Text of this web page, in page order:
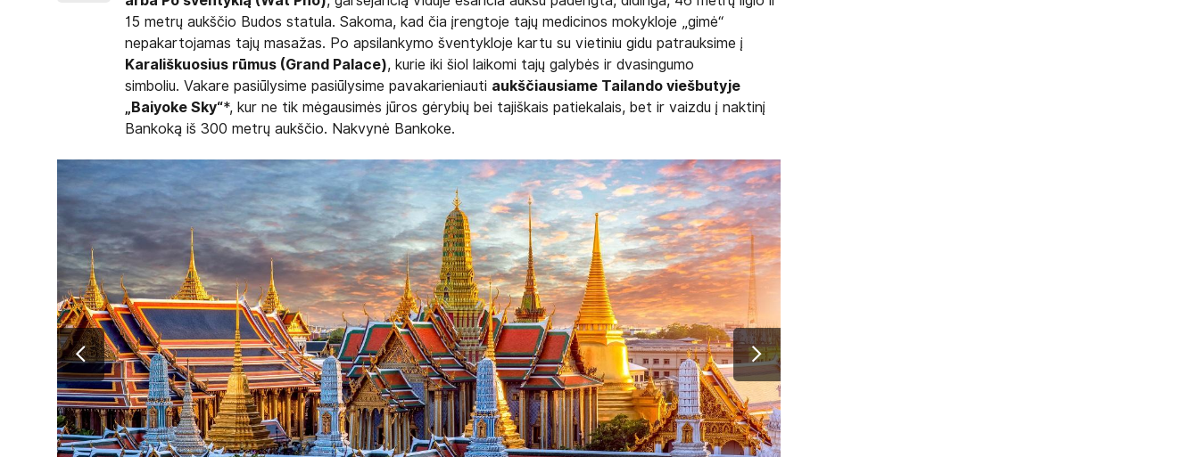
15 metrų aukščio Budos statula. Sakoma, kad čia įrengtoje tajų medicinos mokykloje „gimė“
nepakartojamas tajų masažas. Po apsilankymo šventykloje kartu su vietiniu gidu patrauksime į
Karališkuosius rūmus (Grand Palace), kurie iki šiol laikomi tajų galybės ir dvasingumo
simboliu. Vakare pasiūlysime pasiūlysime pavakarieniauti aukščiausiame Tailando viešbutyje
„Baiyoke Sky“*, kur ne tik mėgausimės jūros gėrybių bei tajiškais patiekalais, bet ir vaizdu į naktinį
Bankoką iš 300 metrų aukščio. Nakvynė Bankoke.